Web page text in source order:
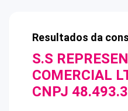
Resultados da
S.S
COMERCIAL
CNPJ